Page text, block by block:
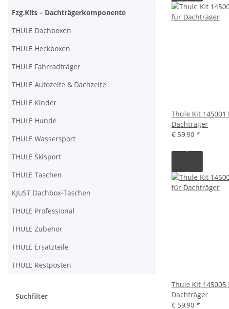
Thule Kit
Dachträger
€ 59,90 *
Thule Kit
Dachträger
€ 59,90 *
Fzg.Kits – Dachträgerkomponente
THULE Dachboxen
THULE Heckboxen
THULE Fahrradträger
THULE Autozelte & Dachzelte
THULE Kinder
THULE Hunde
THULE Wassersport
THULE Skisport
THULE Taschen
KJUST Dachbox-Taschen
THULE Professional
THULE Zubehör
THULE Ersatzteile
THULE Restposten
Suchfilter